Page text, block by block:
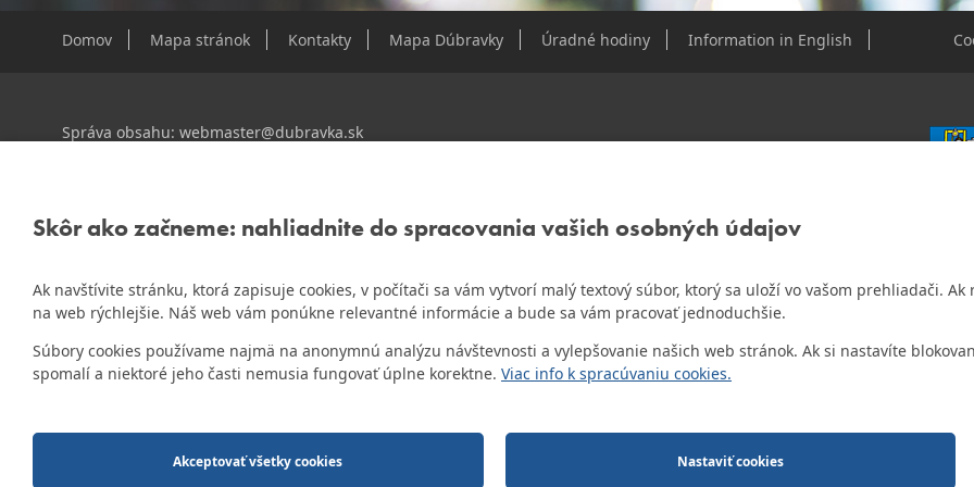
Skôr ako začneme: nahliadnite do spracovania vašich osobných údajov
Ak navštívite stránku, ktorá zapisuje cookies, v počítači sa vám vytvorí malý textový súbor, ktorý sa uloží vo vašom prehliadači.
na web rýchlejšie. Náš web vám ponúkne relevantné informácie a bude sa vám pracovať jednoduchšie.
Súbory cookies používame najmä na anonymnú analýzu návštevnosti a vylepšovanie našich web stránok. Ak si nastavíte
spomalí a niektoré jeho časti nemusia fungovať úplne korektne. Viac info k spracúvaniu cookies.
Domov Mapa stránok Kontakty Mapa Dúbravky Úradné hodiny Information in English
Správa obsahu: webmaster@dubravka.sk
Naša mestská časť získala 3. miesto v súťažiZlatyErb.sk
o najlepšiu internetovú stránku samospráv za
IČ
Číslo
2014-2026 © MÚ Bratislava-Dúbravka